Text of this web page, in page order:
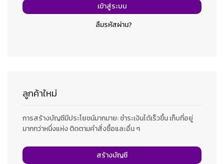
เข้าสู่ระบบ
ลืมรหัสผ่าน?
ลูกค้าใหม่
การสร้างบัญชีมีประโยชน์มากมาย: ชำระเงินได้เร็วขึ้น เก็บที่อยู่
มากกว่าหนึ่งแห่ง ติดตามคำสั่งซื้อและอื่น ๆ
สร้างบัญชี